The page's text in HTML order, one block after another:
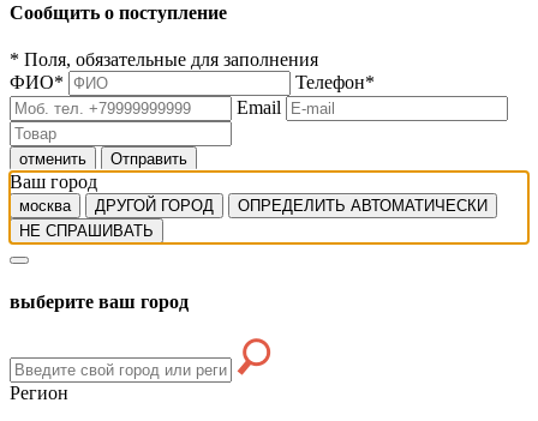
Сообщить о поступление
* Поля, обязательные для заполнения
ФИО* Телефон*
Email
отменить Отправить
Ваш город
москва ДРУГОЙ ГОРОД
ОПРЕДЕЛИТЬ АВТОМАТИЧЕСКИ
НЕ СПРАШИВАТЬ
выберите ваш город
Регион